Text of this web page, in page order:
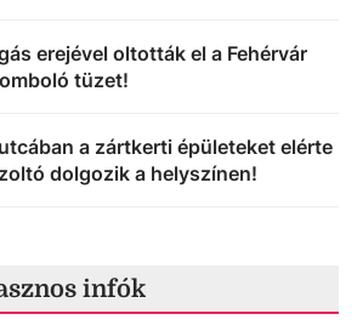
erejével oltották el a Fehérvár
tüzet!
a zártkerti épületeket elérte
dolgozik a helyszínen!
infók